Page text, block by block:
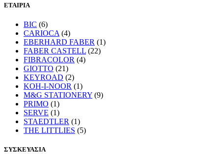
ΕΤΑΙΡΙΑ
BIC (6)
CARIOCA (4)
EBERHARD FABER (1)
FABER CASTELL (22)
FIBRACOLOR (4)
GIOTTO (21)
KEYROAD (2)
KOH-I-NOOR (1)
M&G STATIONERY (9)
PRIMO (1)
SERVE (1)
STAEDTLER (1)
THE LITTLIES (5)
ΣΥΣΚΕΥΑΣΙΑ